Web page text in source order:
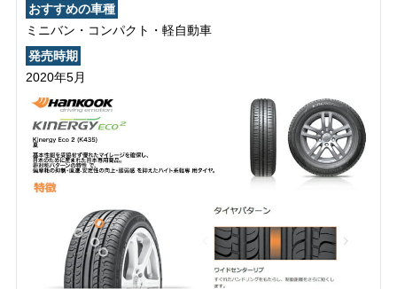
おすすめの車種
ミニバン・コンパクト・軽自動車
発売時期
2020年5月